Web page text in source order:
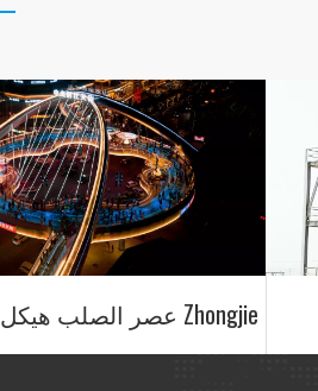
Zhongjie عصر الصلب هيكل إطار سفر